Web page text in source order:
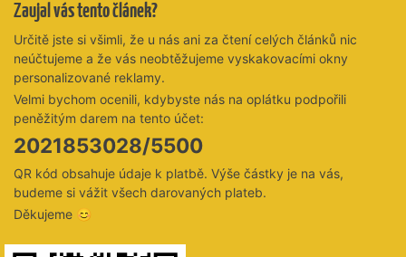
Zaujal vás tento článek?
Určitě jste si všimli, že u nás ani za čtení celých článků nic
neúčtujeme a že vás neobtěžujeme vyskakovacími okny
personalizované reklamy.
Velmi bychom ocenili, kdybyste nás na oplátku podpořili
peněžitým darem na tento účet:
2021853028/5500
QR kód obsahuje údaje k platbě. Výše částky je na vás,
budeme si vážit všech darovaných plateb.
Děkujeme 😊